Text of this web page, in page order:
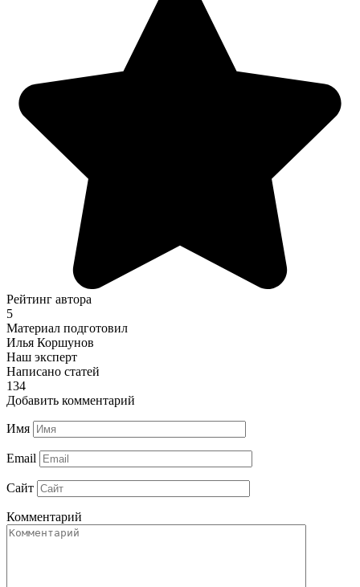
Рейтинг автора
5
Материал подготовил
Илья Коршунов
Наш эксперт
Написано статей
134
Добавить комментарий
Имя
Email
Сайт
Комментарий